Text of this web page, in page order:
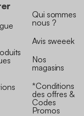
Qui sommes
nous ?
Avis sweeek
Nos
magasins
*Conditions
des offres &
Codes
Promos